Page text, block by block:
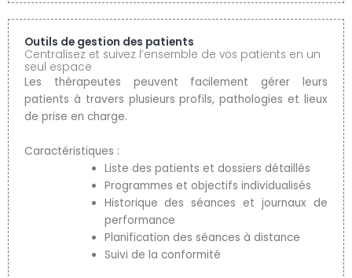
Outils de gestion des patients
Centralisez et suivez l’ensemble de vos patients en un
seul espace
Les thérapeutes peuvent facilement gérer leurs
patients à travers plusieurs profils, pathologies et lieux
de prise en charge.
Caractéristiques :
Liste des patients et dossiers détaillés
Programmes et objectifs individualisés
Historique des séances et journaux de
performance
Planification des séances à distance
Suivi de la conformité